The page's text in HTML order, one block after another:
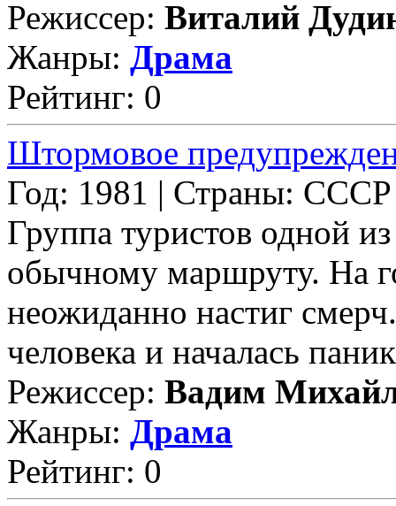
Режиссер: Виталий
Жанры: Драма
Рейтинг: 0
Штормовое
Год: 1981 | Страны: СССР
Группа туристов одной
обычному маршруту. На
неожиданно настиг
человека и началась
Режиссер: Вадим
Жанры: Драма
Рейтинг: 0